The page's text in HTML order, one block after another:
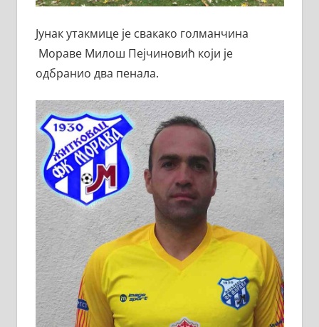
Јунак утакмице је свакако голманчина
Мораве Милош Пејчиновић који је
одбранио два пенала.